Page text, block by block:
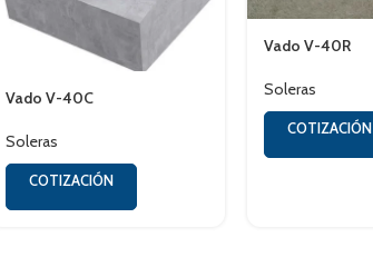
Vado V-40C
Soleras
COTIZACIÓN
Vado V-40R
Soleras
COTIZACIÓN